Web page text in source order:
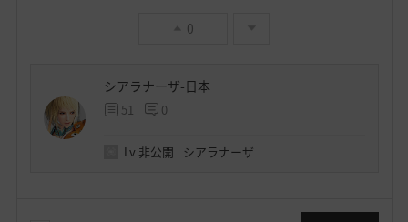
0
シアラナーザ-日本
51 0
Lv 非公開 シアラナーザ